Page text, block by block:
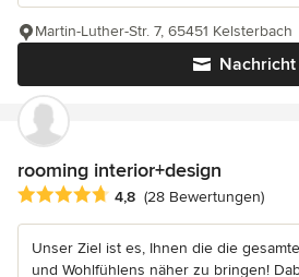
Nachricht
Martin-Luther-Str. 7, 65451 Kelsterbach
rooming interior+design
Durchschnittliche Bewertung: 4.8
4,8 (28 Bewertungen)
Unser Ziel ist es, Ihnen die die
und Wohlfühlens näher zu bringen!